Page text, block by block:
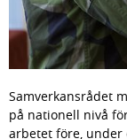
Samverkansrådet
på nationell nivå
arbetet före,